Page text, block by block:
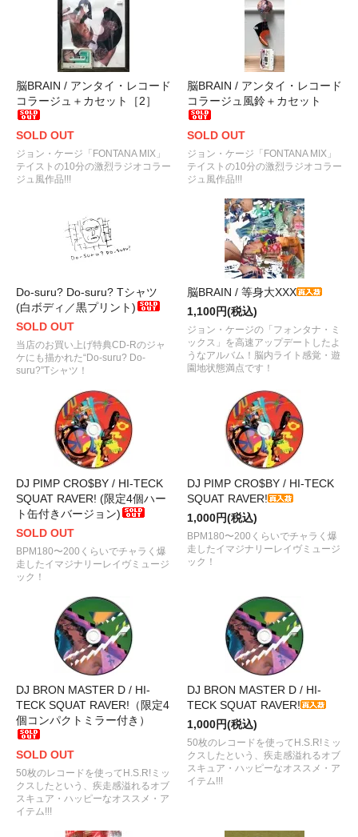
脳BRAIN / アンタイ・レコード
コラージュ＋カセット［2］
SOLD OUT
ジョン・ケージ「FONTANA MIX」
テイストの10分の激烈ラジオコラー
ジュ風作品!!!
脳BRAIN / アンタイ・レコード
コラージュ風鈴＋カセット
SOLD OUT
ジョン・ケージ「FONTANA MIX」
テイストの10分の激烈ラジオコラー
ジュ風作品!!!
Do-suru? Do-suru? Tシャツ
(白ボディ／黒プリント)
SOLD OUT
当店のお買い上げ特典CD-Rのジャ
ケにも描かれた“Do-suru? Do-
suru?”Tシャツ！
脳BRAIN / 等身大XXX
1,100円(税込)
ジョン・ケージの「フォンタナ・ミ
ックス」を高速アップデートしたよ
うなアルバム！脳内ライト感覚・遊
園地状態満点です！
DJ PIMP CRO$BY / HI-TECK
SQUAT RAVER! (限定4個ハー
ト缶付きバージョン)
SOLD OUT
BPM180〜200くらいでチャラく爆
走したイマジナリーレイヴミュージ
ック！
DJ PIMP CRO$BY / HI-TECK
SQUAT RAVER!
1,000円(税込)
BPM180〜200くらいでチャラく爆
走したイマジナリーレイヴミュージ
ック！
DJ BRON MASTER D / HI-
TECK SQUAT RAVER!（限定4
個コンパクトミラー付き）
SOLD OUT
50枚のレコードを使ってH.S.R!ミッ
クスしたという、疾走感溢れるオブ
スキュア・ハッピーなオススメ・ア
イテム!!!
DJ BRON MASTER D / HI-
TECK SQUAT RAVER!
1,000円(税込)
50枚のレコードを使ってH.S.R!ミッ
クスしたという、疾走感溢れるオブ
スキュア・ハッピーなオススメ・ア
イテム!!!